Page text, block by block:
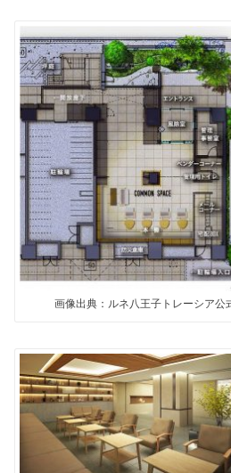
画像出典：ルネ八王子トレーシア公